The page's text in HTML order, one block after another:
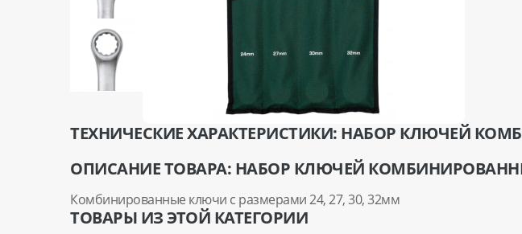
ТЕХНИЧЕСКИЕ ХАРАКТЕРИСТИКИ: НАБОР КЛЮЧЕЙ
ОПИСАНИЕ ТОВАРА: НАБОР КЛЮЧЕЙ
Комбинированные ключи с размерами 24, 27, 30, 32мм
ТОВАРЫ ИЗ ЭТОЙ КАТЕГОРИИ